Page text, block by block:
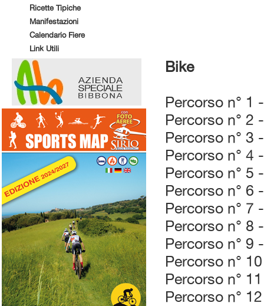
Ricette Tipiche
Manifestazioni
Calendario Fiere
Link Utili
Bike
Percorso n° 1
Percorso n° 2
Percorso n° 3
Percorso n° 4
Percorso n° 5
Percorso n° 6
Percorso n° 7
Percorso n° 8
Percorso n° 9
Percorso n°
Percorso n°
Percorso n°